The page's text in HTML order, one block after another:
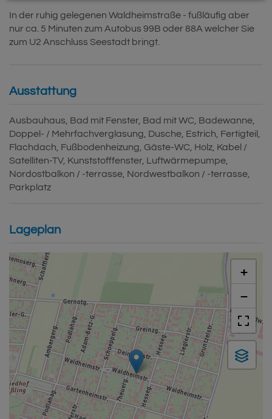
In der ruhig gelegenen Waldheimstraße - fußläufig aber
nur ca. 5 Minuten zum Autobus 99B oder 88A welcher Sie
zum U2 Anschluss Seestadt bringt.
Ausstattung
Ausbauhaus Bad mit Fenster Bad mit WC Badewanne
Doppel- / Mehrfachverglasung Dusche Estrich Fertigteil
Flachdach Fußbodenheizung Gäste-WC Holz Kabel /
Satelliten-TV Kunststofffenster Luftwärmepumpe
Nordostbalkon / -terrasse Nordwestbalkon / -terrasse
Parkplatz
Lageplan
+
−